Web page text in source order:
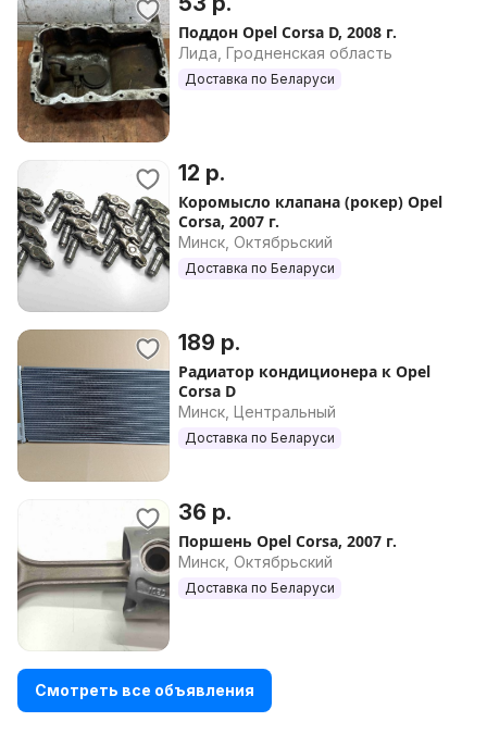
Поддон Opel Corsa D, 2008 г.
Лида, Гродненская область
Доставка по Беларуси
12 р.
Коромысло клапана (рокер) Opel
Corsa, 2007 г.
Минск, Октябрьский
Доставка по Беларуси
189 р.
Радиатор кондиционера к Opel
Corsa D
Минск, Центральный
Доставка по Беларуси
36 р.
Поршень Opel Corsa, 2007 г.
Минск, Октябрьский
Доставка по Беларуси
Смотреть все объявления